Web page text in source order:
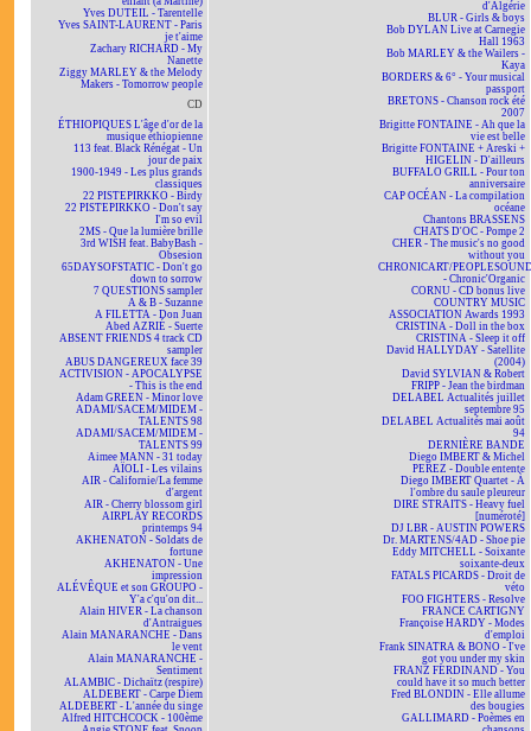
Yves DUTEIL - Tarentelle
Yves SAINT-LAURENT - Paris
je t'aime
Zachary RICHARD - My
Nanette
Ziggy MARLEY & the Melody
Makers - Tomorrow people
CD
ÉTHIOPIQUES L'âge d'or de la
musique éthiopienne
113 feat. Black Rénégat - Un
jour de paix
1900-1949 - Les plus grands
classiques
22 PISTEPIRKKO - Birdy
22 PISTEPIRKKO - Don't say
I'm so evil
2MS - Que la lumière brille
3rd WISH feat. BabyBash -
Obsesion
65DAYSOFSTATIC - Don't go
down to sorrow
7 QUESTIONS sampler
A & B - Suzanne
A FILETTA - Don Juan
Abed AZRIÉ - Suerte
ABSENT FRIENDS 4 track CD
sampler
ABUS DANGEREUX face 39
ACTIVISION - APOCALYPSE
- This is the end
Adam GREEN - Minor love
ADAMI/SACEM/MIDEM -
TALENTS 98
ADAMI/SACEM/MIDEM -
TALENTS 99
Aimee MANN - 31 today
AÏOLI - Les vilains
AIR - Californie/La femme
d'argent
AIR - Cherry blossom girl
AIRPLAY RECORDS
printemps 94
AKHENATON - Soldats de
fortune
AKHENATON - Une
impression
ALÉVÊQUE et son GROUPO -
Y'a c'qu'on dit...
Alain HIVER - La chanson
d'Antraigues
Alain MANARANCHE - Dans
le vent
Alain MANARANCHE -
Sentiment
ALAMBIC - Dichaïtz (respire)
ALDEBERT - Carpe Diem
ALDEBERT - L'année du singe
Alfred HITCHCOCK - 100ème
d'Algérie
BLUR - Girls & boys
Bob DYLAN Live at Carnegie
Hall 1963
Bob MARLEY & the Wailers -
Kaya
BORDERS & 6° - Your musical
passport
BRETONS - Chanson rock été
2007
Brigitte FONTAINE - Ah que la
vie est belle
Brigitte FONTAINE + Areski +
HIGELIN - D'ailleurs
BUFFALO GRILL - Pour ton
anniversaire
CAP OCÉAN - La compilation
océane
Chantons BRASSENS
CHATS D'OC - Pompe 2
CHER - The music's no good
without you
CHRONICART/
- Chronic'Organic
CORNU - CD bonus live
COUNTRY MUSIC
ASSOCIATION Awards 1993
CRISTINA - Doll in the box
CRISTINA - Sleep it off
David HALLYDAY - Satellite
(2004)
David SYLVIAN & Robert
FRIPP - Jean the birdman
DELABEL Actualités juillet
septembre 95
DELABEL Actualités mai août
94
DERNIÈRE BANDE
Diego IMBERT & Michel
PEREZ - Double entente
Diego IMBERT Quartet - À
l'ombre du saule pleureur
DIRE STRAITS - Heavy fuel
[numéroté]
DJ LBR - AUSTIN POWERS
Dr. MARTENS/4AD - Shoe pie
Eddy MITCHELL - Soixante
soixante-deux
FATALS PICARDS - Droit de
véto
FOO FIGHTERS - Resolve
FRANCE CARTIGNY
Françoise HARDY - Modes
d'emploi
Frank SINATRA & BONO - I've
got you under my skin
FRANZ FERDINAND - You
could have it so much better
Fred BLONDIN - Elle allume
des bougies
GALLIMARD - Poèmes en